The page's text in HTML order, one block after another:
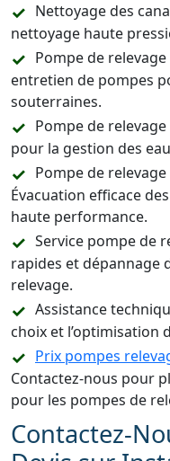
Nettoyage des
nettoyage haute
Pompe de
entretien de pompes
souterraines.
Pompe de
pour la gestion des
Pompe de
Évacuation efficace
haute performance.
Service pompe de
rapides et dépannage
relevage.
Assistance
choix et l’optimisation
Prix pompes
Contactez-nous pour
pour les pompes de
Contactez-